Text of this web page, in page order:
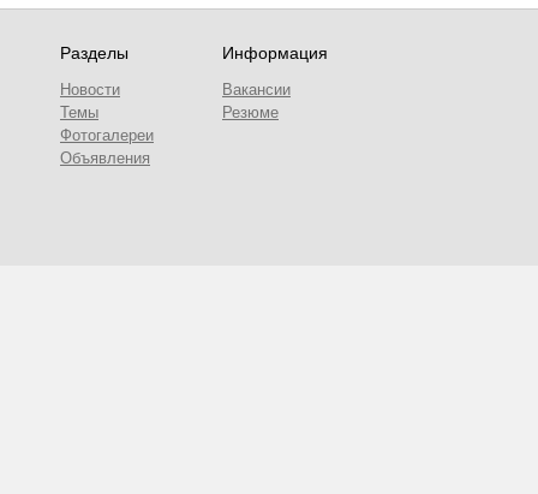
Разделы
Новости
Темы
Фотогалереи
Объявления
Информация
Вакансии
Резюме